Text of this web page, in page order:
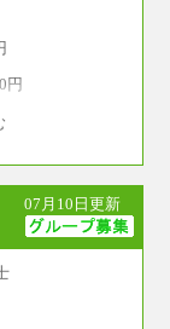
円
07月10日更新